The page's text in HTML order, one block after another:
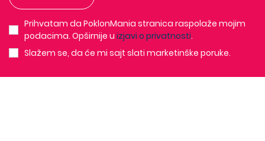
Prihvatam da PoklonMania stranica raspolaže mojim
podacima. Opširnije u izjavi o privatnosti.
Slažem se, da će mi sajt slati marketinške poruke.